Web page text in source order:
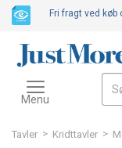
Tavler > Kridttavler >
Fri fragt ved køb
Toggle
navigation
Menu